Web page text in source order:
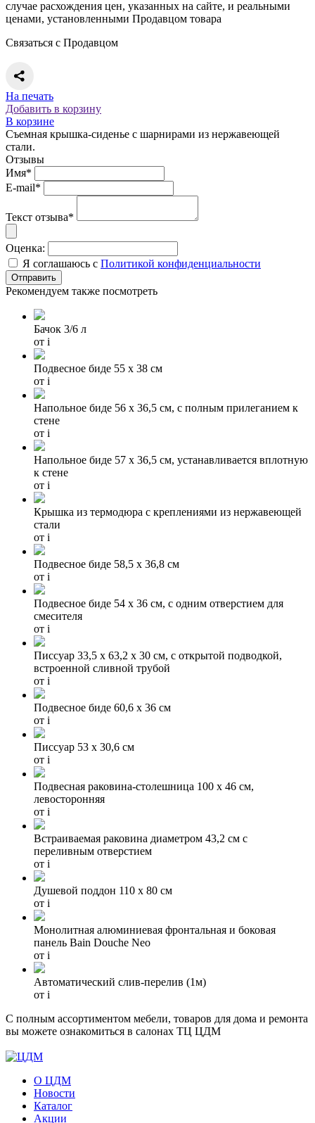
случае расхождения цен, указанных на сайте, и реальными
ценами, установленными Продавцом товара
Связаться с Продавцом
На печать
Добавить в корзину
В корзине
Съемная крышка-сиденье с шарнирами из нержавеющей
стали.
Отзывы
Имя*
E-mail*
Текст отзыва*
Оценка:
Я соглашаюсь с Политикой конфиденциальности
Рекомендуем также посмотреть
Бачок 3/6 л
от i
Подвесное биде 55 х 38 см
от i
Напольное биде 56 х 36,5 см, с полным прилеганием к
стене
от i
Напольное биде 57 х 36,5 см, устанавливается вплотную
к стене
от i
Крышка из термодюра с креплениями из нержавеющей
стали
от i
Подвесное биде 58,5 x 36,8 см
от i
Подвесное биде 54 х 36 см, с одним отверстием для
смесителя
от i
Писсуар 33,5 x 63,2 x 30 см, с открытой подводкой,
встроенной сливной трубой
от i
Подвесное биде 60,6 х 36 см
от i
Писсуар 53 х 30,6 см
от i
Подвесная раковина-столешница 100 х 46 см,
левосторонняя
от i
Встраиваемая раковина диаметром 43,2 см с
переливным отверстием
от i
Душевой поддон 110 x 80 см
от i
Монолитная алюминиевая фронтальная и боковая
панель Bain Douche Neo
от i
Автоматический слив-перелив (1м)
от i
С полным ассортиментом мебели, товаров для дома и ремонта
вы можете ознакомиться в салонах ТЦ ЦДМ
О ЦДМ
Новости
Каталог
Акции